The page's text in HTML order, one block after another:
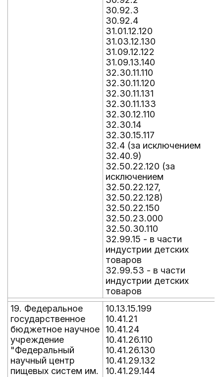
30.92.3
30.92.4
31.01.12.120
31.03.12.130
31.09.12.122
31.09.13.140
32.30.11.110
32.30.11.120
32.30.11.131
32.30.11.133
32.30.12.110
32.30.14
32.30.15.117
32.4 (за исключением
32.40.9)
32.50.22.120 (за
исключением
32.50.22.127,
32.50.22.128)
32.50.22.150
32.50.23.000
32.50.30.110
32.99.15 - в части
индустрии детских
товаров
32.99.53 - в части
индустрии детских
товаров
19. Федеральное
государственное
бюджетное научное
учреждение
"Федеральный
научный центр
пищевых систем им.
10.13.15.199
10.41.21
10.41.24
10.41.26.110
10.41.26.130
10.41.29.132
10.41.29.144